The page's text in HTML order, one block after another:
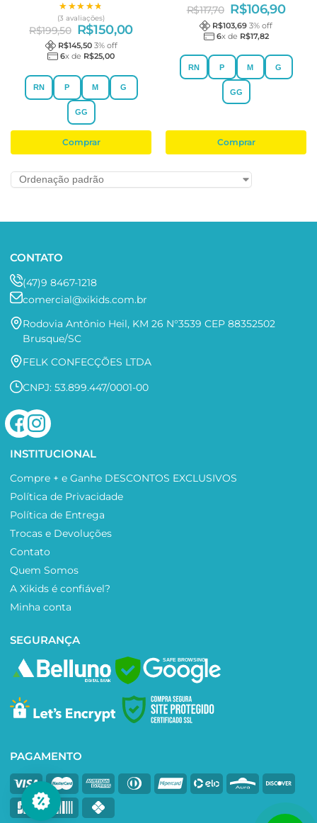
R$199,50 R$150,00
★★★★★
★★★★★
(3 avaliações)
R$145,50 3% off
6x de R$25,00
RN P M G
GG
Comprar
R$117,70 R$106,90
R$103,69 3% off
6x de R$17,82
RN P M G
GG
Comprar
CONTATO
(47)9 8467-1218
comercial@xikids.com.br
Rodovia Antônio Heil, KM 26 N°3539 CEP 88352502
Brusque/SC
FELK CONFECÇÕES LTDA
CNPJ: 53.899.447/0001-00
INSTITUCIONAL
Compre + e Ganhe DESCONTOS EXCLUSIVOS
Política de Privacidade
Política de Entrega
Trocas e Devoluções
Contato
Quem Somos
A Xikids é confiável?
Minha conta
SEGURANÇA
SAFE BROWSING
PAGAMENTO